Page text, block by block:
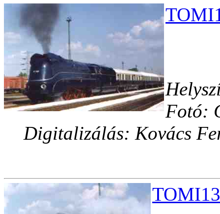
Fotó:
Digitalizálás: Kovács